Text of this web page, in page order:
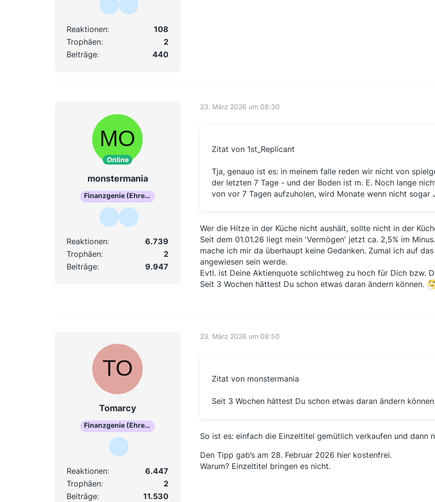
Reaktionen
108
Trophäen
2
Beiträge
440
Online
monstermania
Finanzgenie (Ehrenmitglied)
Reaktionen
6.739
Trophäen
2
Beiträge
9.947
23. März 2026 um 08:30
Zitat von 1st_Replicant
Tja, genauo ist es: in meinem falle reden wir nicht von
der letzten 7 Tage - und der Boden ist m. E. Noch lange
von vor 7 Tagen aufzuholen, wird Monate wenn nicht sogar
Wer die Hitze in der Küche nicht aushält, sollte nicht in der
Seit dem 01.01.26 liegt mein 'Vermögen' jetzt ca. 2,5% im
mache ich mir da überhaupt keine Gedanken. Zumal ich auf
angewiesen sein werde.
Evtl. ist Deine Aktienquote schlichtweg zu hoch für Dich bzw.
Seit 3 Wochen hättest Du schon etwas daran ändern können.
Tomarcy
Finanzgenie (Ehrenmitglied)
Reaktionen
6.447
Trophäen
2
Beiträge
11.530
23. März 2026 um 08:50
Zitat von monstermania
Seit 3 Wochen hättest Du schon etwas daran ändern
So ist es: einfach die Einzeltitel gemütlich verkaufen und dann
Den Tipp gab’s am 28. Februar 2026 hier kostenfrei.
Warum? Einzeltitel bringen es nicht.